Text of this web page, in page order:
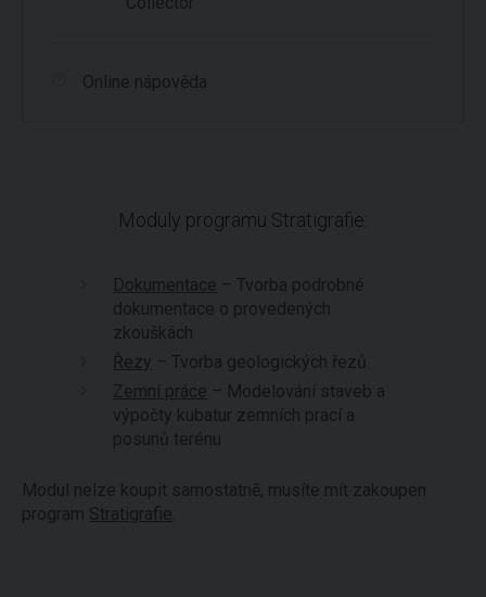
Online nápověda
Moduly programu Stratigrafie:
Dokumentace – Tvorba podrobné
dokumentace o provedených
zkouškách
Řezy – Tvorba geologických řezů
Zemní práce – Modelování staveb a
výpočty kubatur zemních prací a
posunů terénu
Modul nelze koupit samostatně, musíte mít zakoupen
program Stratigrafie